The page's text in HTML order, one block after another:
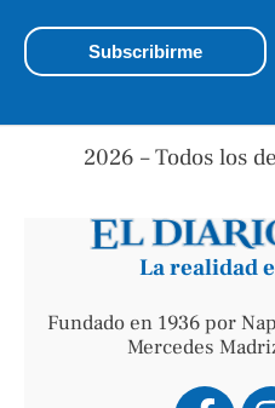
2026 – Todos los
La realidad
Fundado en 1936 por
Mercedes